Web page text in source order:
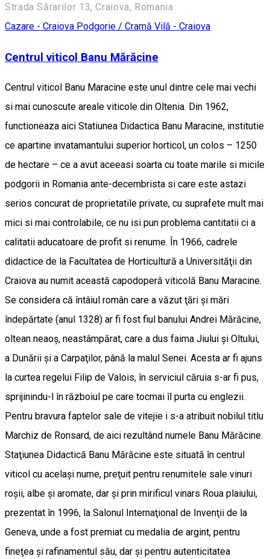
Strada Sărarilor 13, Craiova, Romania
Cazare - Craiova Podgorie / Cramă Vilă - Craiova
Centrul viticol Banu Mărăcine
Centrul viticol Banu Maracine este unul dintre cele mai vechi
si mai cunoscute areale viticole din Oltenia. Din 1962,
functioneaza aici Statiunea Didactica Banu Maracine, institutie
ce apartine invatamantului superior horticol, un colos – 1250
de hectare – ce a avut aceeasi soarta cu toate marile si micile
podgorii in Romania ante-decembrista si care este astazi
serios concurat de proprietatile private, cu suprafete mult mai
mici si mai controlabile, ce nu isi pun problema cantitatii ci a
calitatii aducatoare de profit si renume. În 1966, cadrele
didactice de la Facultatea de Horticultură a Universităţii din
Craiova au numit această capodoperă viticolă Banu Maracine.
Se considera că întâiul român care a văzut ţări şi mări
îndepărtate (anul 1328) ar fi fost fiul banului Andrei Mărăcine,
oltean neaoş, neastâmpărat, care a dus faima Jiului şi Oltului,
a Dunării şi a Carpaţilor, până la malul Senei. Acesta ar fi ajuns
la curtea regelui Filip de Valois, în serviciul căruia s-ar fi pus,
sprijinindu-l în războiul pe care tocmai îl purta cu englezii.
Pentru bravura faptelor sale de vitejie i s-a atribuit nobilul titlu
Marchiz de Ronsard, de aici rezultând numele Banu Mărăcine.
Staţiunea Didactică Banu Mărăcine este situată în centrul
viticol cu acelaşi nume, preţuit pentru renumitele sale vinuri
roşii, albe şi aromate, dar şi prin mirificul vinars Roua plaiului,
prezentat în 1996, la Salonul Internaţional de Invenţii de la
Geneva, unde a fost premiat cu medalia de argint, pentru
fineţea şi rafinamentul său, dar şi pentru autenticitatea